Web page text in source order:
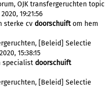
OJK transfergeruchten topic
19:21:56
sterke cv doorschuiftom hem
[Beleid] Selectie
15:38:15
specialist doorschuift
[Beleid] Selectie